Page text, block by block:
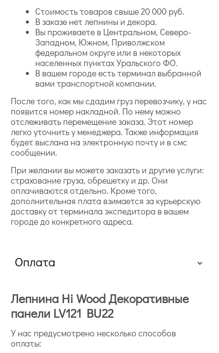
Стоимость товаров свыше 20 000 руб.
В заказе нет лепнины и декора.
Вы проживаете в Центральном, Северо-
Западном, Южном, Приволжском
федеральном округе или в некоторых
населенных пунктах Уральского ФО.
В вашем городе есть терминал выбранной
вами транспортной компании.
После того, как мы сдадим груз перевозчику, у нас
появится номер накладной. По нему можно
отслеживать перемещение заказа. Этот номер
легко уточнить у менеджера. Также информация
будет выслана на электронную почту и в смс
сообщении.
При желании вы можете заказать и другие услуги:
страхование груза, обрешетку и др. Они
оплачиваются отдельно. Кроме того,
дополнительная плата взимается за курьерскую
доставку от терминала экспедитора в вашем
городе до конкретного адреса.
Оплата
Лепнина Hi Wood Декоративные
панели LV121 BU22
У нас предусмотрено несколько способов
оплаты: